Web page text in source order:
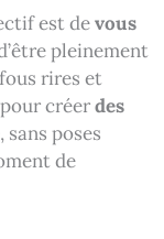
est devous
pleinement
rires et
créerdes
, sans poses
de